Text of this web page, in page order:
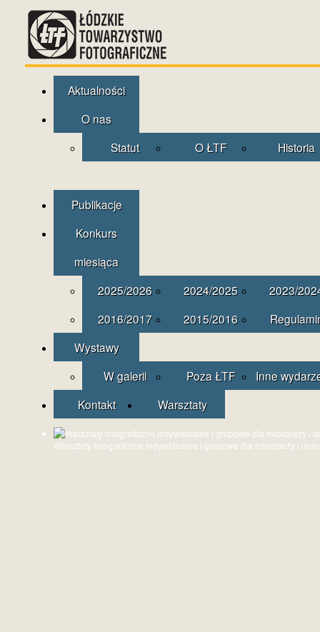
Aktualności
O nas
Statut
O ŁTF Historia
Publikacje
Konkurs
miesiąca
2025/2026
2024/2025
2023/
2016/2017
2015/2016
Wystawy
W galerii
Poza ŁTF
Inne
Kontakt
Warsztaty
Warsztaty fotograficzne indywidualne i grupowe dla młodzieży i